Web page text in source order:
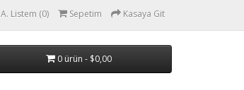
A. Listem (0) Sepetim Kasaya Git
0 ürün - $0,00